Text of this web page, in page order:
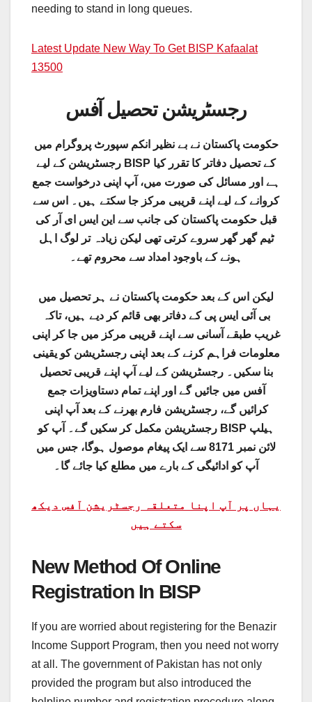
needing to stand in long queues.
Latest Update New Way To Get BISP Kafaalat
13500
رجسٹریشن تحصیل آفس
حکومت پاکستان نے بے نظیر انکم سپورٹ پروگرام میں
رجسٹریشن کے لیے BISP کے تحصیل دفاتر کا تقرر کیا
ہے اور مسائل کی صورت میں، آپ اپنی درخواست جمع
کروانے کے لیے اپنے قریبی مرکز جا سکتے ہیں۔ اس سے
قبل حکومت پاکستان کی جانب سے این ایس ای آر کی
ٹیم گھر گھر سروے کرتی تھی لیکن زیادہ تر لوگ اہل
ہونے کے باوجود امداد سے محروم تھے۔
لیکن اس کے بعد حکومت پاکستان نے ہر تحصیل میں
بی آئی ایس پی کے دفاتر بھی قائم کر دیے ہیں، تاکہ
غریب طبقے آسانی سے اپنے قریبی مرکز میں جا کر اپنی
معلومات فراہم کرنے کے بعد اپنی رجسٹریشن کو یقینی
بنا سکیں۔ رجسٹریشن کے لیے آپ اپنے قریبی تحصیل
آفس میں جائیں گے اور اپنے تمام دستاویزات جمع
کرائیں گے، رجسٹریشن فارم بھرنے کے بعد آپ اپنی
رجسٹریشن مکمل کر سکیں گے۔ آپ کو BISP ہیلپ
لائن نمبر 8171 سے ایک پیغام موصول ہوگا، جس میں
آپ کو ادائیگی کے بارے میں مطلع کیا جائے گا۔
یہاں پر آپ اپنا متعلقہ رجسٹریشن آفس دیکھ
سکتے ہیں
New Method Of Online
Registration In BISP
If you are worried about registering for the Benazir
Income Support Program, then you need not worry
at all. The government of Pakistan has not only
provided the program but also introduced the